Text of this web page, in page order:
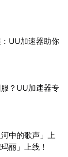
UU加速器助你
？UU加速器专
中的歌声」上
丽」上线！